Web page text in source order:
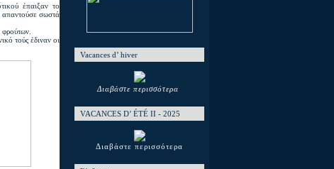
έπαιξαν το
απαντούσε σωστά
τούς έδιναν οι
Vacances d’ hiver
Διαβάστε περισσότερα
VACANCES D’ ÉTÉ ΙΙ - 2025
Διαβάστε περισσότερα